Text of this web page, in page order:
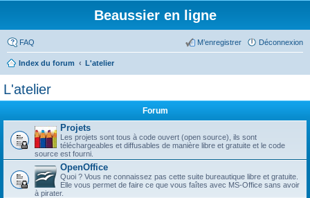
Beaussier en ligne
FAQ Déconnexion
M’enregistrer
Index du forum L'atelier
L'atelier
Forum
Projets
Les projets sont tous à code ouvert (open source), ils sont
téléchargeables et diffusables de manière libre et gratuite et le code
source est fourni.
OpenOffice
Quoi ? Vous ne connaissez pas cette suite bureautique libre et gratuite.
Elle vous permet de faire ce que vous faîtes avec MS-Office sans avoir
à pirater.